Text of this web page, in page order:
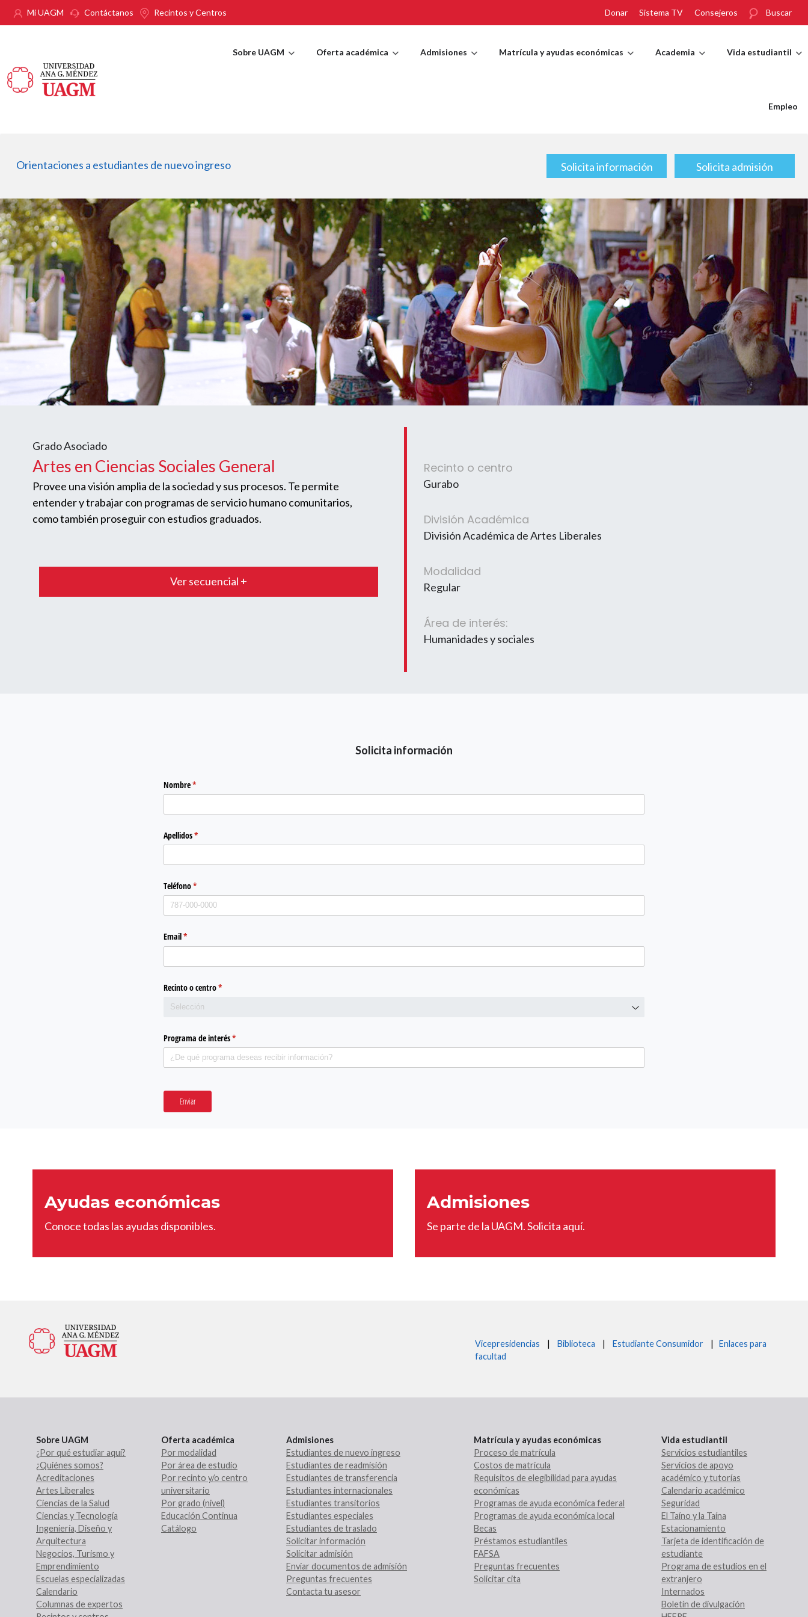
Pasar al contenido principal
Mi UAGM Contáctanos Recintos y Centros Donar Sistema TV Consejeros Buscar
Sobre UAGM Oferta académica Admisiones Matrícula y ayudas económicas Academia Vida estudiantil
Empleo
Orientaciones a estudiantes de nuevo ingreso Solicita información Solicita admisión
Grado Asociado
Artes en Ciencias Sociales General
Provee una visión amplia de la sociedad y sus procesos. Te permite
entender y trabajar con programas de servicio humano comunitarios,
como también proseguir con estudios graduados.
Ver secuencial +
Recinto o centro
Gurabo
División Académica
División Académica de Artes Liberales
Modalidad
Regular
Área de interés:
Humanidades y sociales
Solicita información
Nombre*
(required)
Apellidos*
(required)
Teléfono*
(required)
Email*
(required)
Recinto o centro*
(required)
Programa de interés*
(required)
Enviar
Ayudas económicas
Conoce todas las ayudas disponibles.
Admisiones
Se parte de la UAGM. Solicita aquí.
Vicepresidencias | Biblioteca | Estudiante Consumidor |
Enlaces para
facultad
Sobre UAGM
¿Por qué estudiar aquí?
¿Quiénes somos?
Acreditaciones
Artes Liberales
Ciencias de la Salud
Ciencias y Tecnología
Ingeniería, Diseño y
Arquitectura
Negocios, Turismo y
Emprendimiento
Escuelas especializadas
Calendario
Columnas de expertos
Oferta académica
Por modalidad
Por área de estudio
Por recinto y/o centro
universitario
Por grado (nivel)
Educación Continua
Catálogo
Admisiones
Estudiantes de nuevo ingreso
Estudiantes de readmisión
Estudiantes de transferencia
Estudiantes internacionales
Estudiantes transitorios
Estudiantes especiales
Estudiantes de traslado
Solicitar información
Solicitar admisión
Enviar documentos de admisión
Preguntas frecuentes
Contacta tu asesor
Matrícula y ayudas económicas
Proceso de matrícula
Costos de matrícula
Requisitos de elegibilidad para ayudas
económicas
Programas de ayuda económica federal
Programas de ayuda económica local
Becas
Préstamos estudiantiles
FAFSA
Preguntas frecuentes
Solicitar cita
Vida estudiantil
Servicios estudiantiles
Servicios de apoyo
académico y tutorías
Calendario académico
Seguridad
El Taíno y la Taína
Estacionamiento
Tarjeta de identificación de
estudiante
Programa de estudios en el
extranjero
Internados
Boletín de divulgación